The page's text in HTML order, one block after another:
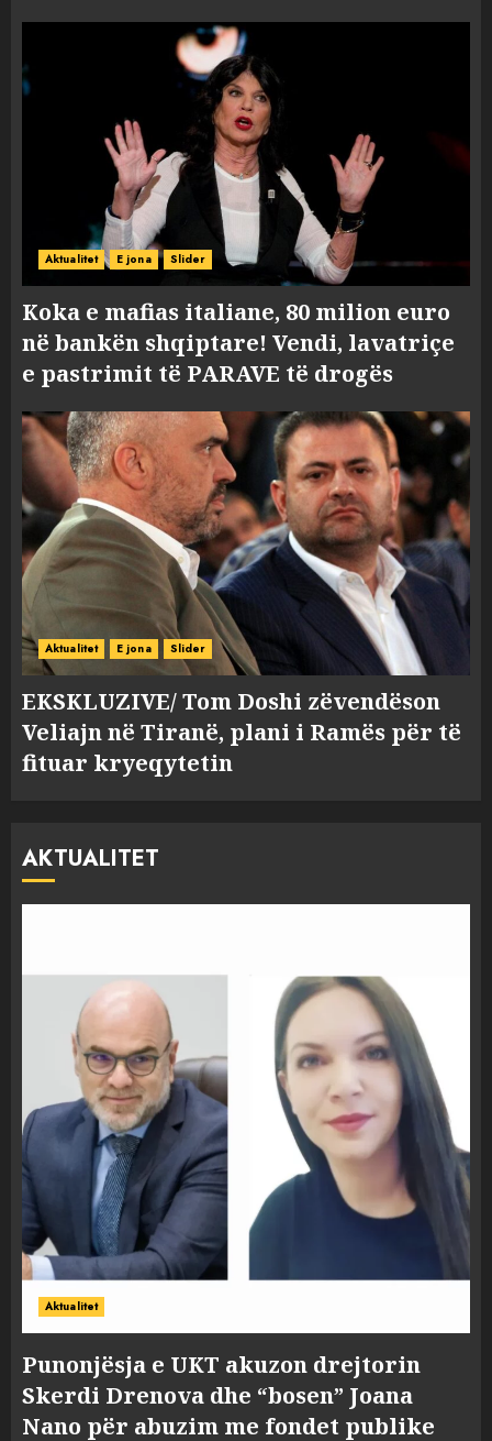
Aktualitet E jona Slider
Koka e mafias italiane, 80 milion euro
në bankën shqiptare! Vendi, lavatriçe
e pastrimit të PARAVE të drogës
Aktualitet E jona Slider
EKSKLUZIVE/ Tom Doshi zëvendëson
Veliajn në Tiranë, plani i Ramës për të
fituar kryeqytetin
AKTUALITET
Aktualitet
Punonjësja e UKT akuzon drejtorin
Skerdi Drenova dhe “bosen” Joana
Nano për abuzim me fondet publike